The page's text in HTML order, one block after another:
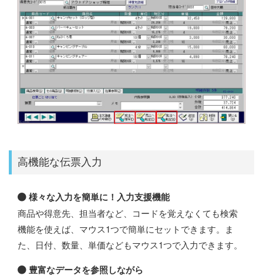
高機能な伝票入力
様々な入力を簡単に！入力支援機能
商品や得意先、担当者など、コードを覚えなくても検索
機能を使えば、マウス1つで簡単にセットできます。ま
た、日付、数量、単価などもマウス1つで入力できます。
豊富なデータを参照しながら